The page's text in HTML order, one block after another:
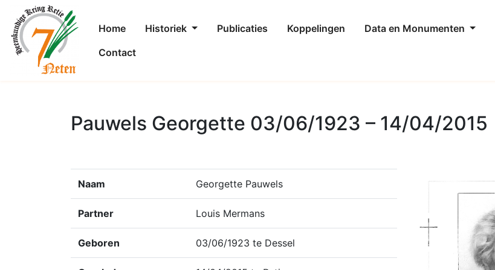
Home Historiek Publicaties Koppelingen Data en Monumenten
Contact
Pauwels Georgette 03/06/1923 – 14/04/2015
Naam Georgette Pauwels
Partner Louis Mermans
Geboren 03/06/1923 te Dessel